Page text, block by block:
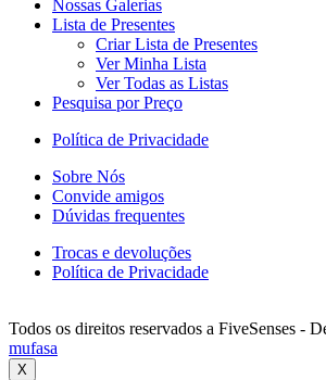
Nossas Galerias
Lista de Presentes
Criar Lista de Presentes
Ver Minha Lista
Ver Todas as Listas
Pesquisa por Preço
Política de Privacidade
Sobre Nós
Convide amigos
Dúvidas frequentes
Trocas e devoluções
Política de Privacidade
Todos os direitos reservados a FiveSenses -
mufasa
X